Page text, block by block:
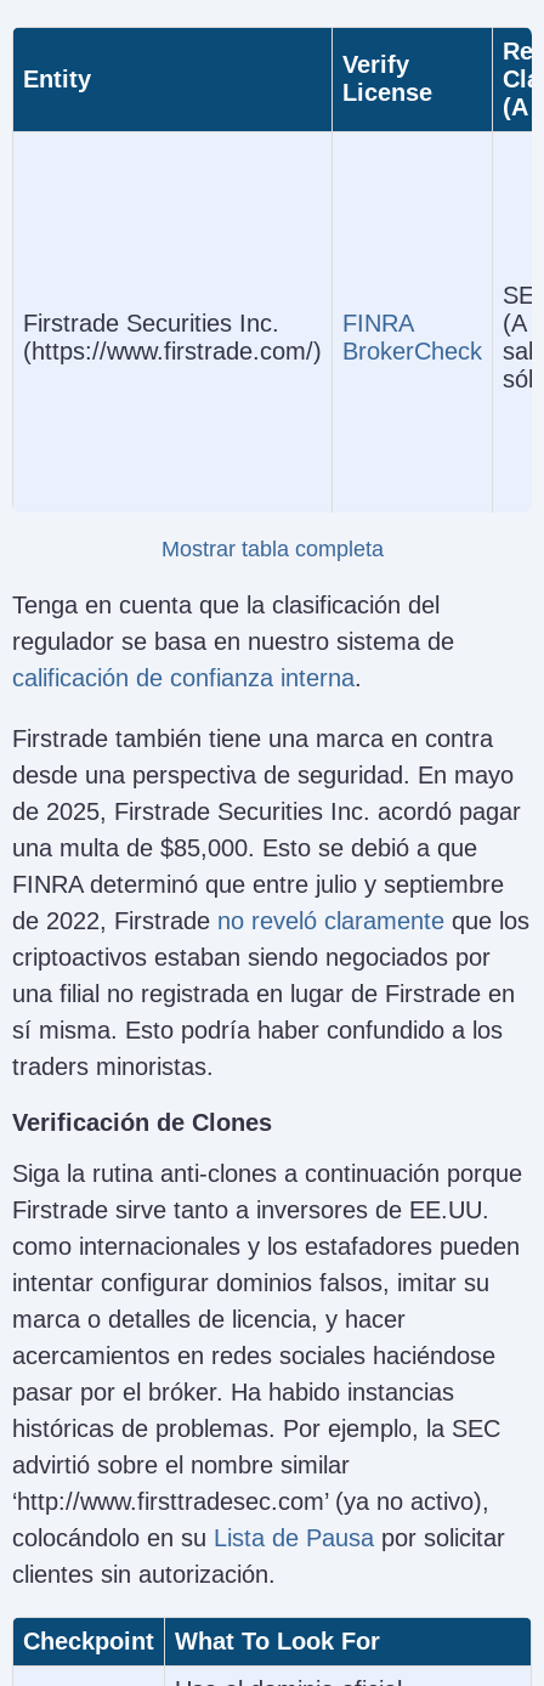
Firstrade Regulatory
Entity
Verify
License
(A
Firstrade Securities Inc.
(https://www.firstrade.com/)
FINRA
BrokerCheck
(A
Mostrar tabla completa
Tenga en cuenta que la clasificación del
regulador se basa en nuestro sistema de
calificación de confianza interna.
Firstrade también tiene una marca en contra
desde una perspectiva de seguridad. En mayo
de 2025, Firstrade Securities Inc. acordó pagar
una multa de $85,000. Esto se debió a que
FINRA determinó que entre julio y septiembre
de 2022, Firstrade no reveló claramente que los
criptoactivos estaban siendo negociados por
una filial no registrada en lugar de Firstrade en
sí misma. Esto podría haber confundido a los
traders minoristas.
Verificación de Clones
Siga la rutina anti-clones a continuación porque
Firstrade sirve tanto a inversores de EE.UU.
como internacionales y los estafadores pueden
intentar configurar dominios falsos, imitar su
marca o detalles de licencia, y hacer
acercamientos en redes sociales haciéndose
pasar por el bróker. Ha habido instancias
históricas de problemas. Por ejemplo, la SEC
advirtió sobre el nombre similar
‘http://www.firsttradesec.com’ (ya no activo),
colocándolo en su Lista de Pausa por solicitar
clientes sin autorización.
Checkpoint What To Look For